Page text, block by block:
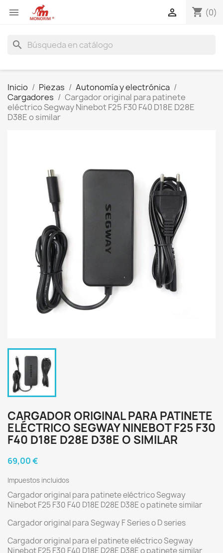
 shopping_cart (0)

search
Inicio Piezas
Autonomía y electrónica
Cargadores
Cargador original para patinete
eléctrico Segway Ninebot F25 F30 F40 D18E D28E
D38E o similar
CARGADOR ORIGINAL PARA PATINETE
ELÉCTRICO SEGWAY NINEBOT F25 F30
F40 D18E D28E D38E O SIMILAR
69,00 €
Impuestos incluidos
Cargador original para patinete eléctrico Segway
Ninebot F25 F30 F40 D18E D28E D38E o patinete similar
Cargador original para Segway F Series o D series
Cargador original para el patinete eléctrico Segway
Ninebot F25 F30 F40 D18E D28E D38E o patinete similar